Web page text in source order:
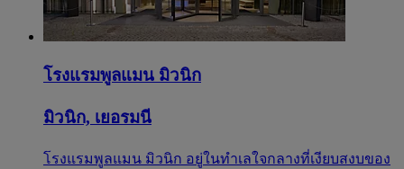
โรงแรมพูลแมน มิวนิก
มิวนิก, เยอรมนี
โรงแรมพูลแมน มิวนิก อยู่ในทำเลใจกลางที่เงียบสงบของ